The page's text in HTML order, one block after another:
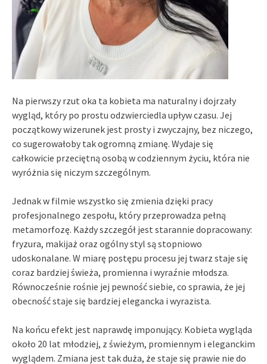
Na pierwszy rzut oka ta kobieta ma naturalny i dojrzały
wygląd, który po prostu odzwierciedla upływ czasu. Jej
początkowy wizerunek jest prosty i zwyczajny, bez niczego,
co sugerowałoby tak ogromną zmianę. Wydaje się
całkowicie przeciętną osobą w codziennym życiu, która nie
wyróżnia się niczym szczególnym.
Jednak w filmie wszystko się zmienia dzięki pracy
profesjonalnego zespołu, który przeprowadza pełną
metamorfozę. Każdy szczegół jest starannie dopracowany:
fryzura, makijaż oraz ogólny styl są stopniowo
udoskonalane. W miarę postępu procesu jej twarz staje się
coraz bardziej świeża, promienna i wyraźnie młodsza.
Równocześnie rośnie jej pewność siebie, co sprawia, że jej
obecność staje się bardziej elegancka i wyrazista.
Na końcu efekt jest naprawdę imponujący. Kobieta wygląda
około 20 lat młodziej, z świeżym, promiennym i eleganckim
wyglądem. Zmiana jest tak duża, że staje się prawie nie do